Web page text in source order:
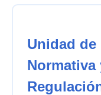
Unidad